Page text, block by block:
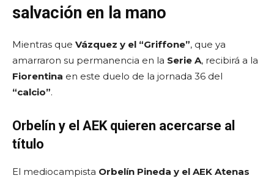
salvación en la mano
Mientras que Vázquez y el “Griffone”, que ya
amarraron su permanencia en la Serie A, recibirá a la
Fiorentina en este duelo de la jornada 36 del
“calcio”.
Orbelín y el AEK quieren acercarse al
título
El mediocampista Orbelín Pineda y el AEK Atenas